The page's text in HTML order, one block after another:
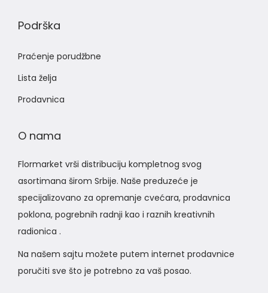
Podrška
Praćenje porudžbne
Lista želja
Prodavnica
O nama
Flormarket vrši distribuciju kompletnog svog
asortimana širom Srbije. Naše preduzeće je
specijalizovano za opremanje cvećara, prodavnica
poklona, pogrebnih radnji kao i raznih kreativnih
radionica .
Na našem sajtu možete putem internet prodavnice
poručiti sve što je potrebno za vaš posao.